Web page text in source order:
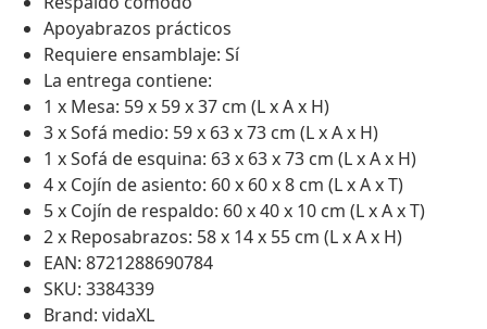
Apoyabrazos prácticos
Requiere ensamblaje: Sí
La entrega contiene:
1 x Mesa: 59 x 59 x 37 cm (L x A x H)
3 x Sofá medio: 59 x 63 x 73 cm (L x A x H)
1 x Sofá de esquina: 63 x 63 x 73 cm (L x A x H)
4 x Cojín de asiento: 60 x 60 x 8 cm (L x A x T)
5 x Cojín de respaldo: 60 x 40 x 10 cm (L x A x T)
2 x Reposabrazos: 58 x 14 x 55 cm (L x A x H)
EAN: 8721288690784
SKU: 3384339
Brand: vidaXL